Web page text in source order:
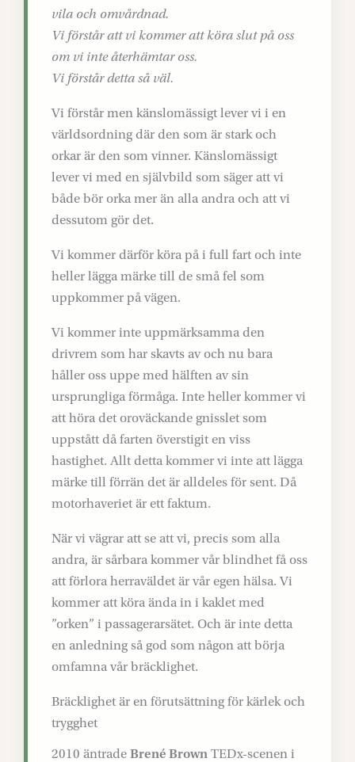
vila och omvårdnad.
Vi förstår att vi kommer att köra slut på oss
om vi inte återhämtar oss.
Vi förstår detta så väl.
Vi förstår men känslomässigt lever vi i en
världsordning där den som är stark och
orkar är den som vinner. Känslomässigt
lever vi med en självbild som säger att vi
både bör orka mer än alla andra och att vi
dessutom gör det.
Vi kommer därför köra på i full fart och inte
heller lägga märke till de små fel som
uppkommer på vägen.
Vi kommer inte uppmärksamma den
drivrem som har skavts av och nu bara
håller oss uppe med hälften av sin
ursprungliga förmåga. Inte heller kommer vi
att höra det oroväckande gnisslet som
uppstått då farten överstigit en viss
hastighet. Allt detta kommer vi inte att lägga
märke till förrän det är alldeles för sent. Då
motorhaveriet är ett faktum.
När vi vägrar att se att vi, precis som alla
andra, är sårbara kommer vår blindhet få oss
att förlora herraväldet är vår egen hälsa. Vi
kommer att köra ända in i kaklet med
”orken” i passagerarsätet. Och är inte detta
en anledning så god som någon att börja
omfamna vår bräcklighet.
Bräcklighet är en förutsättning för kärlek och
trygghet
2010 äntrade Brené Brown TEDx-scenen i